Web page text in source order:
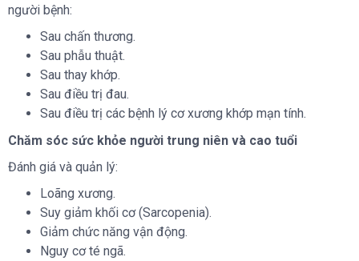
người bệnh:
Sau chấn thương.
Sau phẫu thuật.
Sau thay khớp.
Sau điều trị đau.
Sau điều trị các bệnh lý cơ xương khớp mạn tính.
Chăm sóc sức khỏe người trung niên và cao tuổi
Đánh giá và quản lý:
Loãng xương.
Suy giảm khối cơ (Sarcopenia).
Giảm chức năng vận động.
Nguy cơ té ngã.